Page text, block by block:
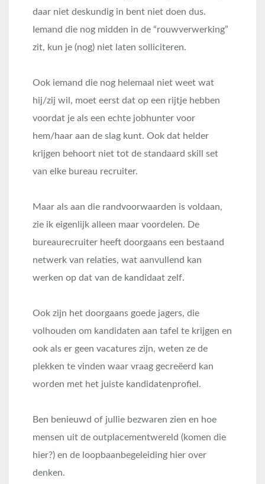
daar niet deskundig in bent niet doen dus.
Iemand die nog midden in de “rouwverwerking”
zit, kun je (nog) niet laten solliciteren.
Ook iemand die nog helemaal niet weet wat
hij/zij wil, moet eerst dat op een rijtje hebben
voordat je als een echte jobhunter voor
hem/haar aan de slag kunt. Ook dat helder
krijgen behoort niet tot de standaard skill set
van elke bureau recruiter.
Maar als aan die randvoorwaarden is voldaan,
zie ik eigenlijk alleen maar voordelen. De
bureaurecruiter heeft doorgaans een bestaand
netwerk van relaties, wat aanvullend kan
werken op dat van de kandidaat zelf.
Ook zijn het doorgaans goede jagers, die
volhouden om kandidaten aan tafel te krijgen en
ook als er geen vacatures zijn, weten ze de
plekken te vinden waar vraag gecreëerd kan
worden met het juiste kandidatenprofiel.
Ben benieuwd of jullie bezwaren zien en hoe
mensen uit de outplacementwereld (komen die
hier?) en de loopbaanbegeleiding hier over
denken.